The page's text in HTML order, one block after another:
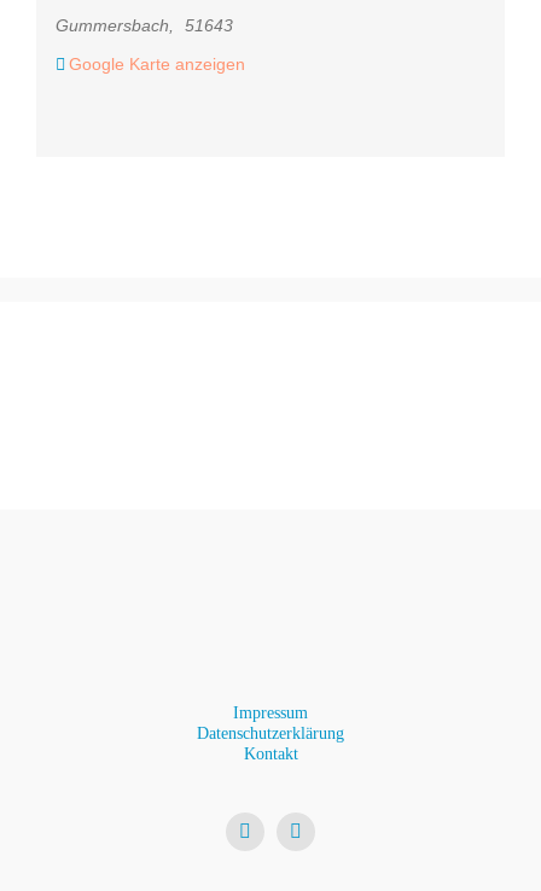
Gummersbach
51643
Google Karte anzeigen
Impressum
Datenschutzerklärung
Kontakt